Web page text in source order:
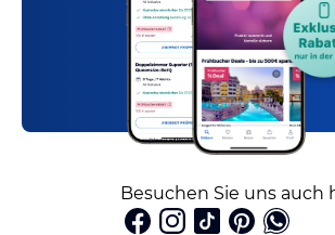
Besuchen Sie uns auch